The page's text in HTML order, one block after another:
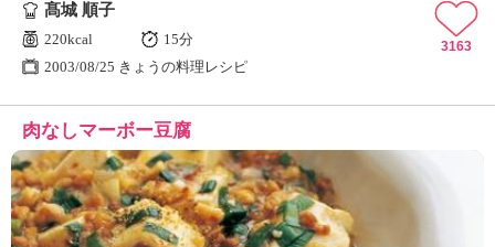
髙城 順子
220kcal
15分
2003/08/25 きょうの料理レシピ
3163
肉なしマーボー豆腐